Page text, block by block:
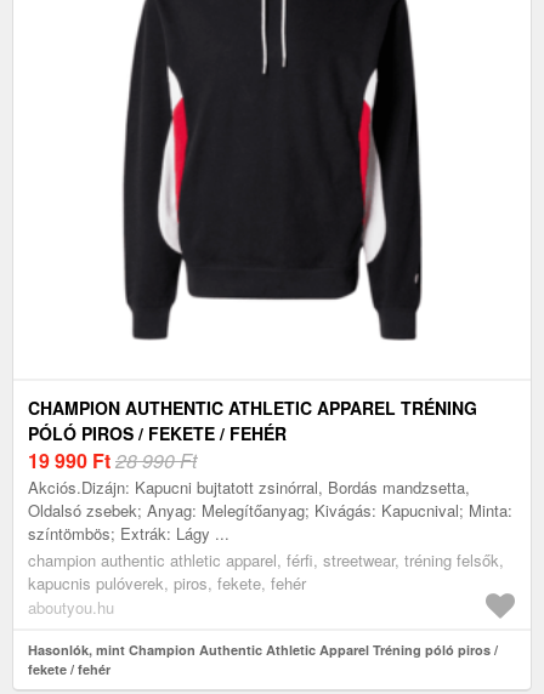
CHAMPION AUTHENTIC ATHLETIC APPAREL TRÉNING
PÓLÓ PIROS / FEKETE / FEHÉR
19 990 Ft28 990 Ft
Akciós.Dizájn: Kapucni bujtatott zsinórral, Bordás mandzsetta,
Oldalsó zsebek; Anyag: Melegítőanyag; Kivágás: Kapucnival; Minta:
színtömbös; Extrák: Lágy ...
champion authentic athletic apparel, férfi, streetwear, tréning felsők,
kapucnis pulóverek, piros, fekete, fehér
aboutyou.hu
Hasonlók, mint Champion Authentic Athletic Apparel Tréning póló piros /
fekete / fehér